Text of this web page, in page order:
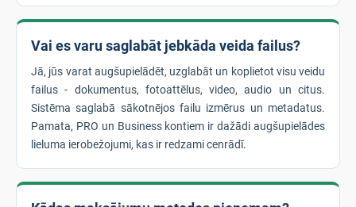
Vai es varu saglabāt jebkāda veida failus?
Jā, jūs varat augšupielādēt, uzglabāt un koplietot visu veidu
failus - dokumentus, fotoattēlus, video, audio un citus.
Sistēma saglabā sākotnējos failu izmērus un metadatus.
Pamata, PRO un Business kontiem ir dažādi augšupielādes
lieluma ierobežojumi, kas ir redzami cenrādī.